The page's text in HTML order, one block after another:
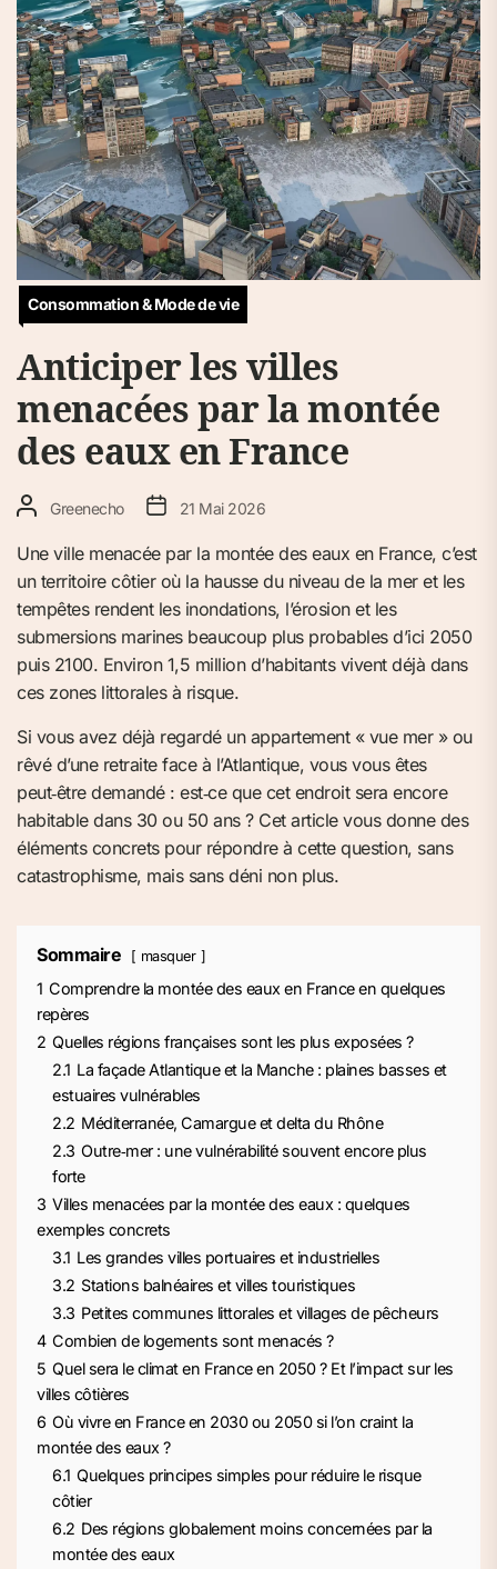
Consommation & Mode de vie
Anticiper les villes
menacées par la montée
des eaux en France
Greenecho 21 Mai 2026
Une ville menacée par la montée des eaux en France, c’est
un territoire côtier où la hausse du niveau de la mer et les
tempêtes rendent les inondations, l’érosion et les
submersions marines beaucoup plus probables d’ici 2050
puis 2100. Environ 1,5 million d’habitants vivent déjà dans
ces zones littorales à risque.
Si vous avez déjà regardé un appartement « vue mer » ou
rêvé d’une retraite face à l’Atlantique, vous vous êtes
peut‑être demandé : est‑ce que cet endroit sera encore
habitable dans 30 ou 50 ans ? Cet article vous donne des
éléments concrets pour répondre à cette question, sans
catastrophisme, mais sans déni non plus.
Sommaire masquer
1 Comprendre la montée des eaux en France en quelques
repères
2 Quelles régions françaises sont les plus exposées ?
2.1 La façade Atlantique et la Manche : plaines basses et
estuaires vulnérables
2.2 Méditerranée, Camargue et delta du Rhône
2.3 Outre‑mer : une vulnérabilité souvent encore plus
forte
3 Villes menacées par la montée des eaux : quelques
exemples concrets
3.1 Les grandes villes portuaires et industrielles
3.2 Stations balnéaires et villes touristiques
3.3 Petites communes littorales et villages de pêcheurs
4 Combien de logements sont menacés ?
5 Quel sera le climat en France en 2050 ? Et l’impact sur les
villes côtières
6 Où vivre en France en 2030 ou 2050 si l’on craint la
montée des eaux ?
6.1 Quelques principes simples pour réduire le risque
côtier
6.2 Des régions globalement moins concernées par la
montée des eaux